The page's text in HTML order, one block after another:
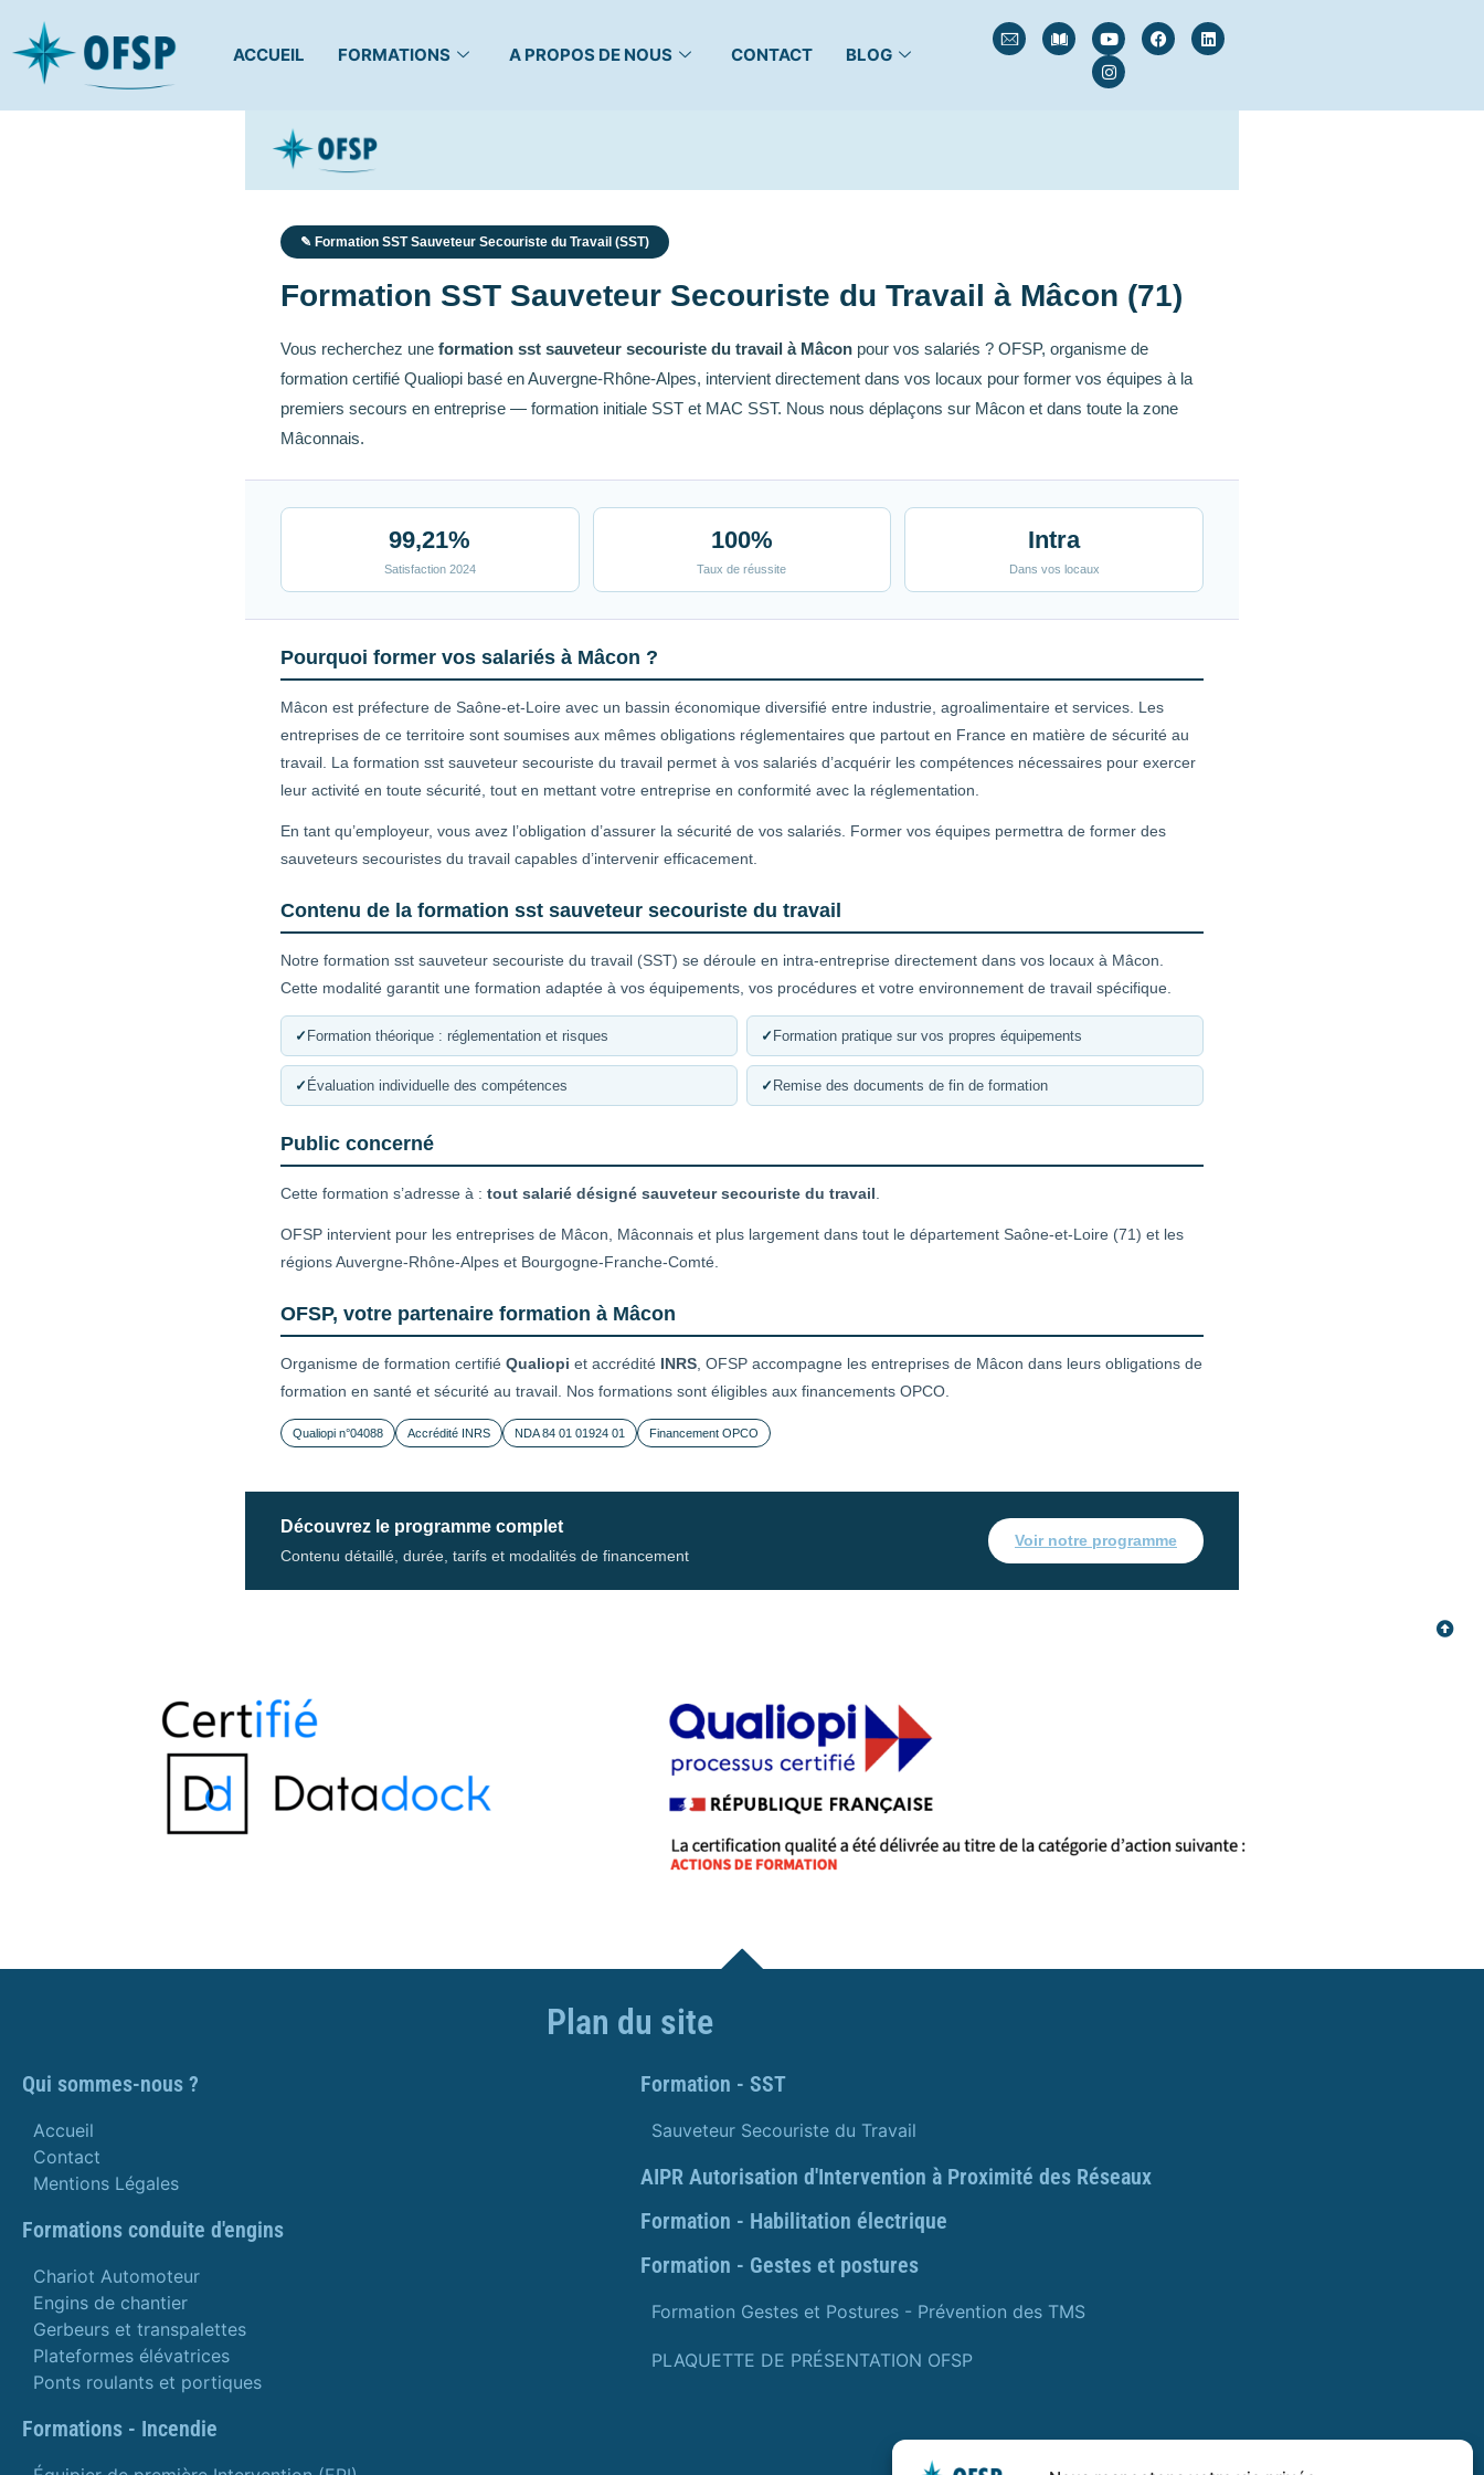
ACCUEIL FORMATIONS A PROPOS DE NOUS CONTACT BLOG
✎ Formation SST Sauveteur Secouriste du Travail (SST)
Formation SST Sauveteur Secouriste du Travail à Mâcon (71)
Vous recherchez une formation sst sauveteur secouriste du travail à Mâcon pour vos salariés ? OFSP, organisme de
formation certifié Qualiopi basé en Auvergne-Rhône-Alpes, intervient directement dans vos locaux pour former vos équipes à la
premiers secours en entreprise — formation initiale SST et MAC SST. Nous nous déplaçons sur Mâcon et dans toute la zone
Mâconnais.
99,21%
Satisfaction 2024
100%
Taux de réussite
Intra
Dans vos locaux
Pourquoi former vos salariés à Mâcon ?
Mâcon est préfecture de Saône-et-Loire avec un bassin économique diversifié entre industrie, agroalimentaire et services. Les
entreprises de ce territoire sont soumises aux mêmes obligations réglementaires que partout en France en matière de sécurité au
travail. La formation sst sauveteur secouriste du travail permet à vos salariés d’acquérir les compétences nécessaires pour exercer
leur activité en toute sécurité, tout en mettant votre entreprise en conformité avec la réglementation.
En tant qu’employeur, vous avez l’obligation d’assurer la sécurité de vos salariés. Former vos équipes permettra de former des
sauveteurs secouristes du travail capables d’intervenir efficacement.
Contenu de la formation sst sauveteur secouriste du travail
Notre formation sst sauveteur secouriste du travail (SST) se déroule en intra-entreprise directement dans vos locaux à Mâcon.
Cette modalité garantit une formation adaptée à vos équipements, vos procédures et votre environnement de travail spécifique.
✓ Formation théorique : réglementation et risques ✓ Formation pratique sur vos propres équipements
✓ Évaluation individuelle des compétences ✓ Remise des documents de fin de formation
Public concerné
Cette formation s’adresse à : tout salarié désigné sauveteur secouriste du travail
OFSP intervient pour les entreprises de Mâcon, Mâconnais et plus largement dans tout le département Saône-et-Loire (71) et les
régions Auvergne-Rhône-Alpes et Bourgogne-Franche-Comté.
OFSP, votre partenaire formation à Mâcon
Organisme de formation certifié Qualiopi et accrédité INRS , OFSP accompagne les entreprises de Mâcon dans leurs obligations de
formation en santé et sécurité au travail. Nos formations sont éligibles aux financements OPCO.
Qualiopi n°04088 Accrédité INRS NDA 84 01 01924 01 Financement OPCO
Découvrez le programme complet
Contenu détaillé, durée, tarifs et modalités de financement
Voir notre programme
Plan du site
Qui sommes-nous ?
Accueil
Contact
Mentions Légales
Formations conduite d'engins
Chariot Automoteur
Engins de chantier
Gerbeurs et transpalettes
Plateformes élévatrices
Ponts roulants et portiques
Formations - Incendie
Formation - SST
Sauveteur Secouriste du Travail
AIPR Autorisation d'Intervention à Proximité des Réseaux
Formation - Habilitation électrique
Formation - Gestes et postures
Formation Gestes et Postures - Prévention des TMS
PLAQUETTE DE PRÉSENTATION OFSP